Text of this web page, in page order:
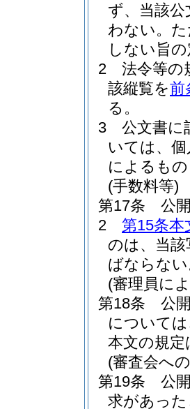
ず、当該
わない。
しない旨
2
法令等の
該縦覧を前
る。
3
公文書に
いては、
によるも
(手数料等)
第17条
公
2
第15条本
のは、当
ばならな
(審理員に
第18条
公
について
本文の規
(審査会へ
第19条
公
求があっ